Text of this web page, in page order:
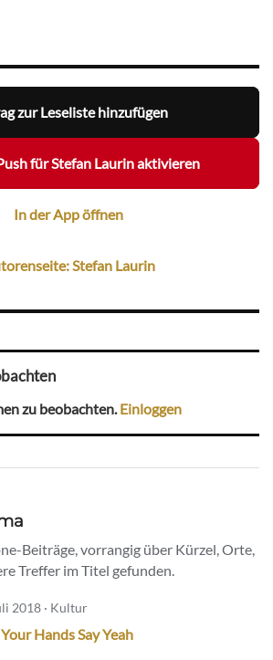
zur Leseliste hinzufügen
für Stefan Laurin aktivieren
In der App öffnen
Stefan Laurin
zu beobachten.Einloggen
Beiträge, vorrangig über Kürzel, Orte,
Treffer im Titel gefunden.
2018 · Kultur
Hands Say Yeah